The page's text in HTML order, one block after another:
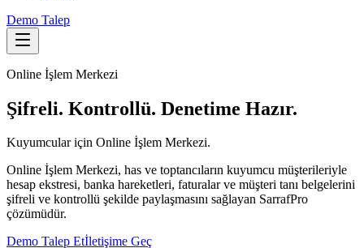
Demo Talep
Online İşlem Merkezi
Şifreli. Kontrollü. Denetime Hazır.
Kuyumcular için Online İşlem Merkezi.
Online İşlem Merkezi, has ve toptancıların kuyumcu müşterileriyle
hesap ekstresi, banka hareketleri, faturalar ve müşteri tanı belgelerini
şifreli ve kontrollü şekilde paylaşmasını sağlayan SarrafPro
çözümüdür.
Demo Talep Etİletişime Geç